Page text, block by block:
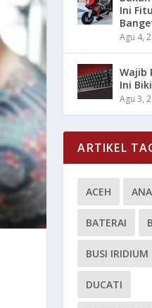
Ini
Agu 4,
Wajib
Ini
Agu 3,
ARTIKEL
ACEH
BATERAI
BUSI IRIDIUM
DUCATI